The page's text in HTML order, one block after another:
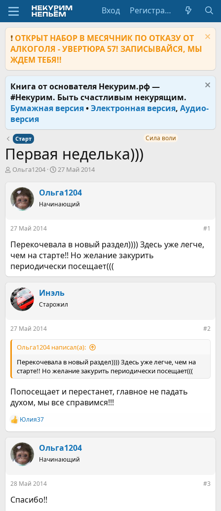
Вход Регистрация
❗ ОТКРЫТ НАБОР В МЕСЯЧНИК ПО ОТКАЗУ ОТ
АЛКОГОЛЯ - УВЕРТЮРА 57! ЗАПИСЫВАЙСЯ, МЫ
ЖДЕМ ТЕБЯ!!
Книга от основателя Некурим.рф —
#Некурим. Быть счастливым некурящим.
Бумажная версия•Электронная версия, Аудио-
версия
Старт Сила воли
Первая неделька)))
А
о
р
м
ы
Ольга1204
Д
а
н
а
27 Май 2014
Ольга1204
Начинающий
27 Май 2014 #1
Перекочевала в новый раздел)))) Здесь уже легче,
чем на старте!! Но желание закурить
периодически посещает(((
Инэль
Старожил
27 Май 2014 #2
Ольга1204 написал(а):
Перекочевала в новый раздел)))) Здесь уже легче, чем на
старте!! Но желание закурить периодически посещает(((
Попосещает и перестанет, главное не падать
духом, мы все справимся!!!
Р
е
к
ц
и
Юлия37
Ольга1204
Начинающий
28 Май 2014 #3
Спасибо!!